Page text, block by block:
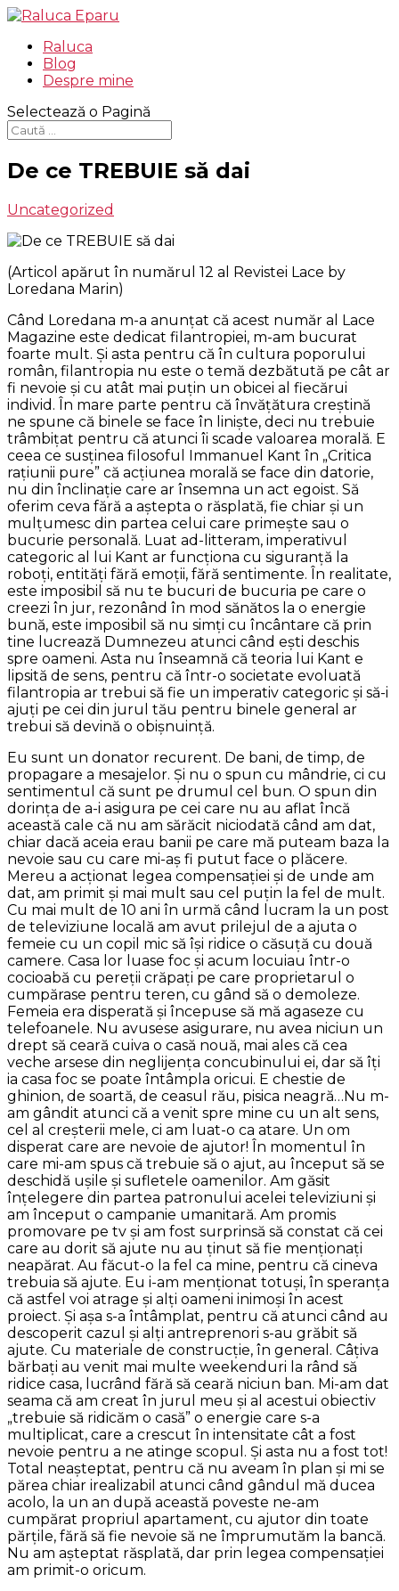
Raluca
Blog
Despre mine
Selectează o Pagină
De ce TREBUIE să dai
Uncategorized
(Articol apărut în numărul 12 al Revistei Lace by
Loredana Marin)
Când Loredana m-a anunţat că acest număr al Lace
Magazine este dedicat filantropiei, m-am bucurat
foarte mult. Şi asta pentru că în cultura poporului
român, filantropia nu este o temă dezbătută pe cât ar
fi nevoie şi cu atât mai puţin un obicei al fiecărui
individ. În mare parte pentru că învăţătura creştină
ne spune că binele se face în linişte, deci nu trebuie
trâmbiţat pentru că atunci îi scade valoarea morală. E
ceea ce susţinea filosoful Immanuel Kant în „Critica
raţiunii pure” că acţiunea morală se face din datorie,
nu din înclinaţie care ar însemna un act egoist. Să
oferim ceva fără a aştepta o răsplată, fie chiar şi un
mulţumesc din partea celui care primeşte sau o
bucurie personală. Luat ad-litteram, imperativul
categoric al lui Kant ar funcţiona cu siguranţă la
roboţi, entităţi fără emoţii, fără sentimente. În realitate,
este imposibil să nu te bucuri de bucuria pe care o
creezi în jur, rezonând în mod sănătos la o energie
bună, este imposibil să nu simţi cu încântare că prin
tine lucrează Dumnezeu atunci când eşti deschis
spre oameni. Asta nu înseamnă că teoria lui Kant e
lipsită de sens, pentru că într-o societate evoluată
filantropia ar trebui să fie un imperativ categoric şi să-i
ajuţi pe cei din jurul tău pentru binele general ar
trebui să devină o obişnuinţă.
Eu sunt un donator recurent. De bani, de timp, de
propagare a mesajelor. Şi nu o spun cu mândrie, ci cu
sentimentul că sunt pe drumul cel bun. O spun din
dorinţa de a-i asigura pe cei care nu au aflat încă
această cale că nu am sărăcit niciodată când am dat,
chiar dacă aceia erau banii pe care mă puteam baza la
nevoie sau cu care mi-aş fi putut face o plăcere.
Mereu a acţionat legea compensaţiei şi de unde am
dat, am primit şi mai mult sau cel puţin la fel de mult.
Cu mai mult de 10 ani în urmă când lucram la un post
de televiziune locală am avut prilejul de a ajuta o
femeie cu un copil mic să îşi ridice o căsuţă cu două
camere. Casa lor luase foc şi acum locuiau într-o
cocioabă cu pereţii crăpaţi pe care proprietarul o
cumpărase pentru teren, cu gând să o demoleze.
Femeia era disperată şi începuse să mă agaseze cu
telefoanele. Nu avusese asigurare, nu avea niciun un
drept să ceară cuiva o casă nouă, mai ales că cea
veche arsese din neglijenţa concubinului ei, dar să îţi
ia casa foc se poate întâmpla oricui. E chestie de
ghinion, de soartă, de ceasul rău, pisica neagră…Nu m-
am gândit atunci că a venit spre mine cu un alt sens,
cel al creşterii mele, ci am luat-o ca atare. Un om
disperat care are nevoie de ajutor! În momentul în
care mi-am spus că trebuie să o ajut, au început să se
deschidă uşile şi sufletele oamenilor. Am găsit
înţelegere din partea patronului acelei televiziuni şi
am început o campanie umanitară. Am promis
promovare pe tv şi am fost surprinsă să constat că cei
care au dorit să ajute nu au ţinut să fie menţionaţi
neapărat. Au făcut-o la fel ca mine, pentru că cineva
trebuia să ajute. Eu i-am menţionat totuşi, în speranţa
că astfel voi atrage şi alţi oameni inimoşi în acest
proiect. Şi aşa s-a întâmplat, pentru că atunci când au
descoperit cazul şi alţi antreprenori s-au grăbit să
ajute. Cu materiale de construcţie, în general. Câţiva
bărbaţi au venit mai multe weekenduri la rând să
ridice casa, lucrând fără să ceară niciun ban. Mi-am dat
seama că am creat în jurul meu şi al acestui obiectiv
„trebuie să ridicăm o casă” o energie care s-a
multiplicat, care a crescut în intensitate cât a fost
nevoie pentru a ne atinge scopul. Şi asta nu a fost tot!
Total neaşteptat, pentru că nu aveam în plan şi mi se
părea chiar irealizabil atunci când gândul mă ducea
acolo, la un an după această poveste ne-am
cumpărat propriul apartament, cu ajutor din toate
părţile, fără să fie nevoie să ne împrumutăm la bancă.
Nu am aşteptat răsplată, dar prin legea compensaţiei
am primit-o oricum.